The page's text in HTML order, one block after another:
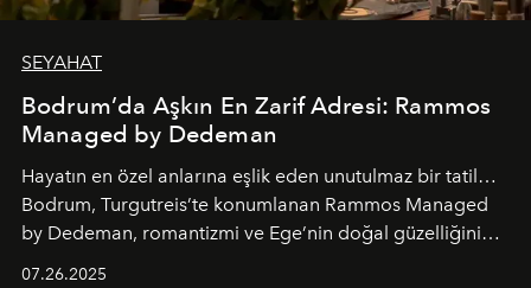
SEYAHAT
Bodrum’da Aşkın En Zarif Adresi: Rammos
Managed by Dedeman
Hayatın en özel anlarına eşlik eden unutulmaz bir tatil…
Bodrum, Turgutreis’te konumlanan Rammos Managed
by Dedeman, romantizmi ve Ege’nin doğal güzelliğini
07.26.2025